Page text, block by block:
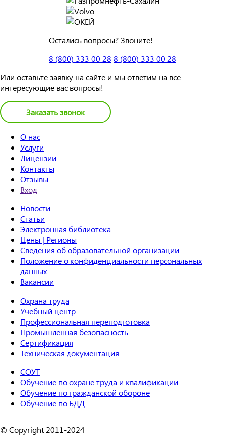
Остались вопросы? Звоните!
8 (800) 333 00 28 8 (800) 333 00 28
Или оставьте заявку на сайте и мы ответим на все
интересующие вас вопросы!
Заказать звонок
О нас
Услуги
Лицензии
Контакты
Отзывы
Вход
Новости
Статьи
Электронная библиотека
Цены | Регионы
Сведения об образовательной организации
Положение о конфиденциальности персональных
данных
Вакансии
Охрана труда
Учебный центр
Профессиональная переподготовка
Промышленная безопасность
Сертификация
Техническая документация
СОУТ
Обучение по охране труда и квалификации
Обучение по гражданской обороне
Обучение по БДД
© Copyright 2011-2024